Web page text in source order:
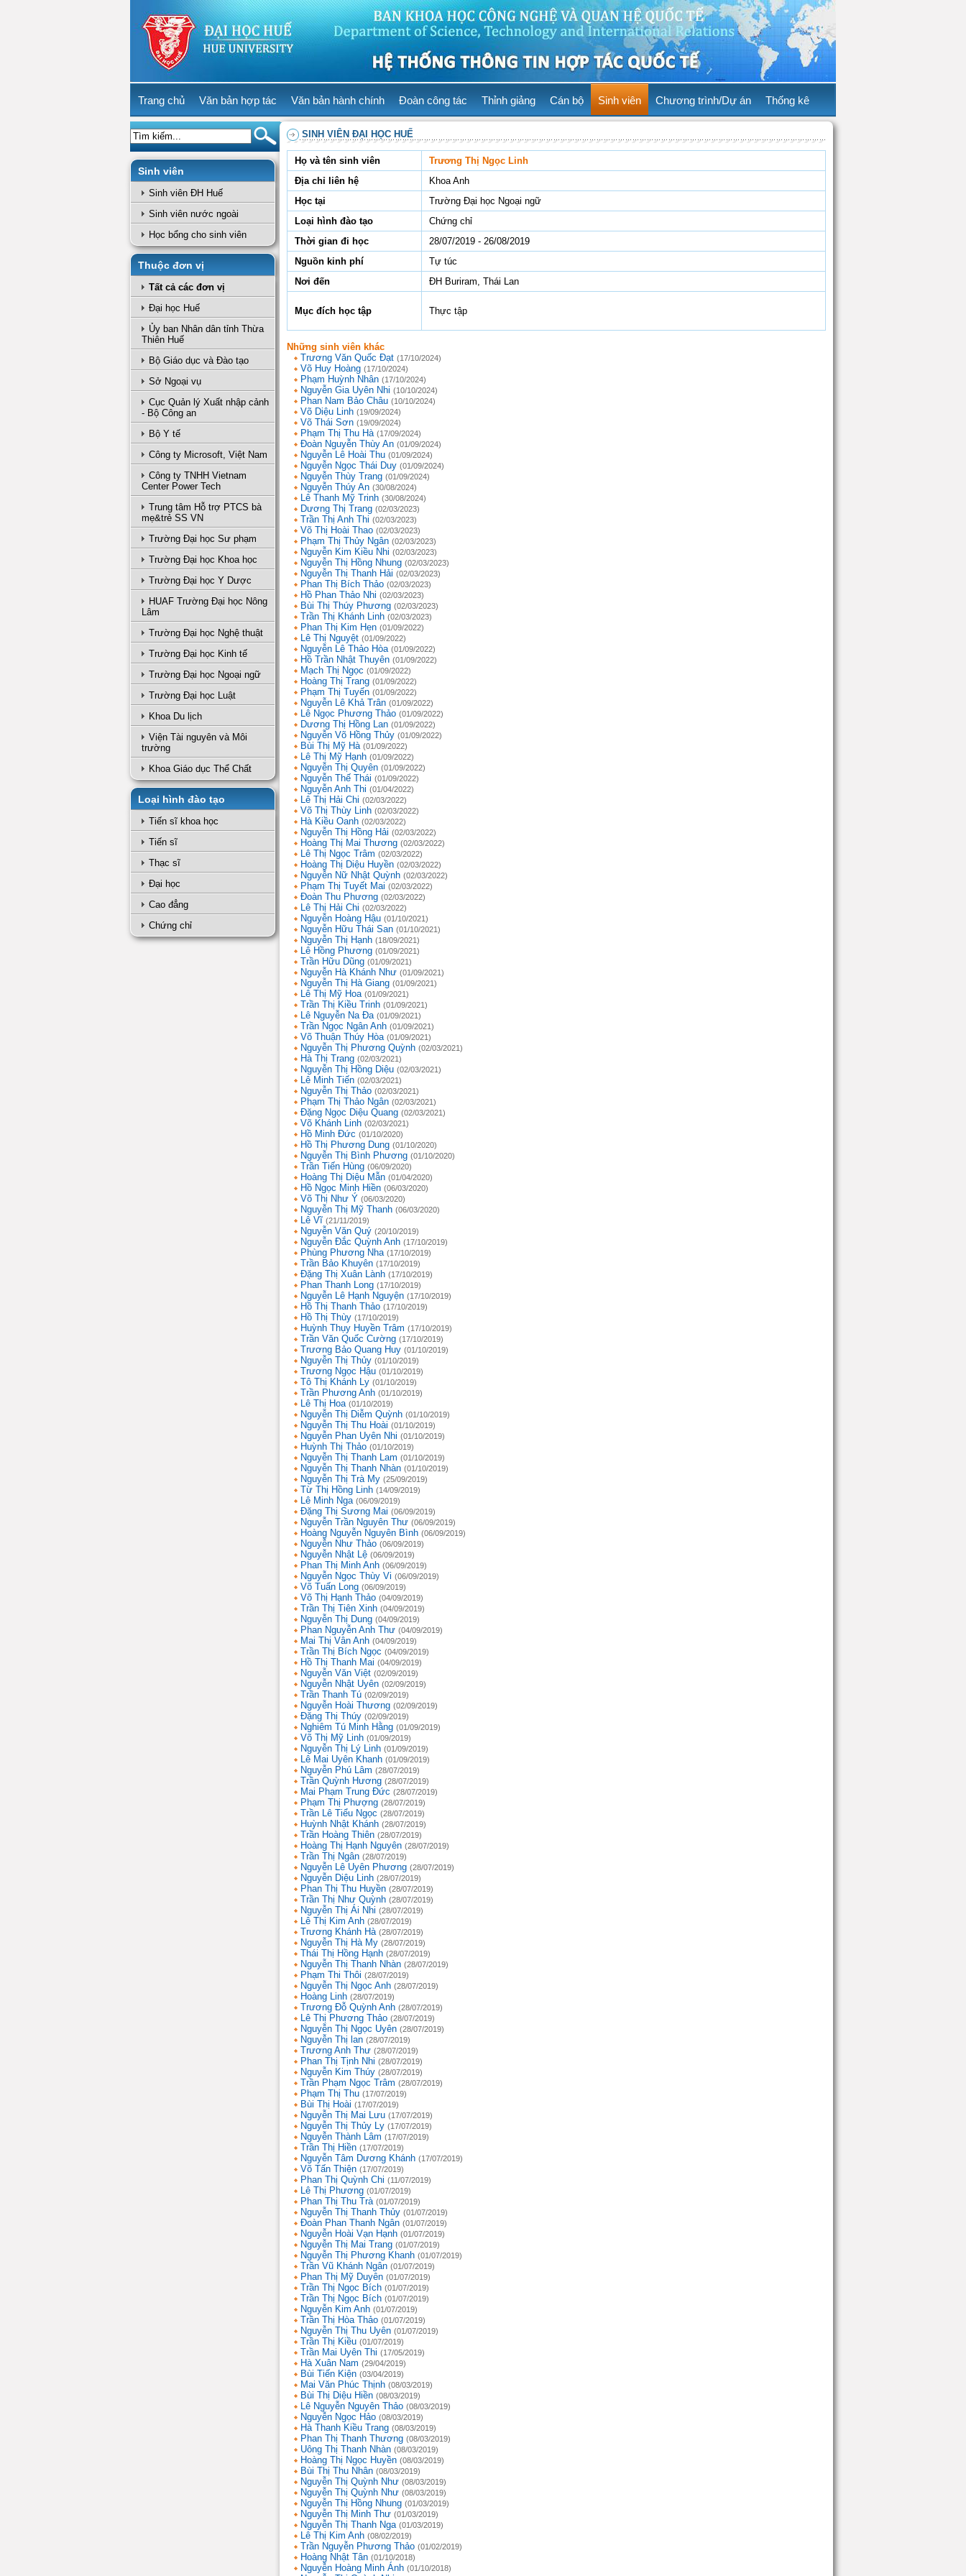
Trang chủ Văn bản hợp tác Văn bản hành chính Đoàn công tác Thỉnh giảng Cán bộ Sinh viên Chương trình/Dự án Thống kê
Sinh viên
Sinh viên ĐH Huế
Sinh viên nước ngoài
Học bổng cho sinh viên
Thuộc đơn vị
Tất cả các đơn vị
Đại học Huế
Ủy ban Nhân dân tỉnh Thừa
Thiên Huế
Bộ Giáo dục và Đào tạo
Sở Ngoại vụ
Cục Quản lý Xuất nhập cảnh
- Bộ Công an
Bộ Y tế
Công ty Microsoft, Việt Nam
Công ty TNHH Vietnam
Center Power Tech
Trung tâm Hỗ trợ PTCS bà
mẹ&trẻ SS VN
Trường Đại học Sư phạm
Trường Đại học Khoa học
Trường Đại học Y Dược
HUAF Trường Đại học Nông
Lâm
Trường Đại học Nghệ thuật
Trường Đại học Kinh tế
Trường Đại học Ngoại ngữ
Trường Đại học Luật
Khoa Du lịch
Viện Tài nguyên và Môi
trường
Khoa Giáo dục Thể Chất
Loại hình đào tạo
Tiến sĩ khoa học
Tiến sĩ
Thạc sĩ
Đại học
Cao đẳng
Chứng chỉ
SINH VIÊN ĐẠI HỌC HUẾ
Họ và tên sinh viên
Trương Thị Ngọc Linh
Địa chỉ liên hệ
Khoa Anh
Học tại
Trường Đại học Ngoại ngữ
Loại hình đào tạo
Chứng chỉ
Thời gian đi học
28/07/2019 - 26/08/2019
Nguồn kinh phí
Tự túc
Nơi đến
ĐH Buriram, Thái Lan
Mục đích học tập Thực tập
Những sinh viên khác
Trương Văn Quốc Đạt (17/10/2024)
Võ Huy Hoàng (17/10/2024)
Phạm Huỳnh Nhân (17/10/2024)
Nguyễn Gia Uyên Nhi (10/10/2024)
Phan Nam Bảo Châu (10/10/2024)
Võ Diệu Linh (19/09/2024)
Võ Thái Sơn (19/09/2024)
Phạm Thị Thu Hà (17/09/2024)
Đoàn Nguyễn Thùy An (01/09/2024)
Nguyễn Lê Hoài Thu (01/09/2024)
Nguyễn Ngọc Thái Duy (01/09/2024)
Nguyễn Thùy Trang (01/09/2024)
Nguyễn Thúy An (30/08/2024)
Lê Thanh Mỹ Trinh (30/08/2024)
Dương Thị Trang (02/03/2023)
Trần Thị Anh Thi (02/03/2023)
Võ Thị Hoài Thao (02/03/2023)
Phạm Thị Thủy Ngân (02/03/2023)
Nguyễn Kim Kiều Nhi (02/03/2023)
Nguyễn Thị Hồng Nhung (02/03/2023)
Nguyễn Thị Thanh Hải (02/03/2023)
Phan Thị Bích Thảo (02/03/2023)
Hồ Phan Thảo Nhi (02/03/2023)
Bùi Thị Thúy Phương (02/03/2023)
Trần Thị Khánh Linh (02/03/2023)
Phan Thị Kim Hẹn (01/09/2022)
Lê Thị Nguyệt (01/09/2022)
Nguyễn Lê Thảo Hòa (01/09/2022)
Hồ Trần Nhật Thuyên (01/09/2022)
Mạch Thị Ngọc (01/09/2022)
Hoàng Thị Trang (01/09/2022)
Phạm Thị Tuyến (01/09/2022)
Nguyễn Lê Khả Trân (01/09/2022)
Lê Ngọc Phương Thảo (01/09/2022)
Dương Thị Hồng Lan (01/09/2022)
Nguyễn Võ Hồng Thủy (01/09/2022)
Bùi Thị Mỹ Hà (01/09/2022)
Lê Thị Mỹ Hạnh (01/09/2022)
Nguyễn Thị Quyên (01/09/2022)
Nguyễn Thế Thái (01/09/2022)
Nguyễn Anh Thi (01/04/2022)
Lê Thị Hải Chi (02/03/2022)
Võ Thị Thùy Linh (02/03/2022)
Hà Kiều Oanh (02/03/2022)
Nguyễn Thị Hồng Hải (02/03/2022)
Hoàng Thị Mai Thương (02/03/2022)
Lê Thị Ngọc Trâm (02/03/2022)
Hoàng Thị Diệu Huyền (02/03/2022)
Nguyễn Nữ Nhật Quỳnh (02/03/2022)
Phạm Thị Tuyết Mai (02/03/2022)
Đoàn Thu Phương (02/03/2022)
Lê Thị Hải Chi (02/03/2022)
Nguyễn Hoàng Hậu (01/10/2021)
Nguyễn Hữu Thái San (01/10/2021)
Nguyễn Thị Hạnh (18/09/2021)
Lê Hồng Phương (01/09/2021)
Trần Hữu Dũng (01/09/2021)
Nguyễn Hà Khánh Như (01/09/2021)
Nguyễn Thị Hà Giang (01/09/2021)
Lê Thị Mỹ Hoa (01/09/2021)
Trần Thị Kiều Trinh (01/09/2021)
Lê Nguyễn Na Đa (01/09/2021)
Trần Ngọc Ngân Anh (01/09/2021)
Võ Thuận Thúy Hòa (01/09/2021)
Nguyễn Thị Phương Quỳnh (02/03/2021)
Hà Thị Trang (02/03/2021)
Nguyễn Thị Hồng Diệu (02/03/2021)
Lê Minh Tiến (02/03/2021)
Nguyễn Thị Thảo (02/03/2021)
Phạm Thị Thảo Ngân (02/03/2021)
Đặng Ngọc Diệu Quang (02/03/2021)
Võ Khánh Linh (02/03/2021)
Hồ Minh Đức (01/10/2020)
Hồ Thị Phương Dung (01/10/2020)
Nguyễn Thị Bình Phương (01/10/2020)
Trần Tiến Hùng (06/09/2020)
Hoàng Thị Diệu Mẫn (01/04/2020)
Hồ Ngọc Minh Hiền (06/03/2020)
Võ Thị Như Ý (06/03/2020)
Nguyễn Thị Mỹ Thanh (06/03/2020)
Lê Vĩ (21/11/2019)
Nguyễn Văn Quý (20/10/2019)
Nguyễn Đắc Quỳnh Anh (17/10/2019)
Phùng Phương Nha (17/10/2019)
Trần Bảo Khuyên (17/10/2019)
Đặng Thị Xuân Lành (17/10/2019)
Phan Thanh Long (17/10/2019)
Nguyễn Lê Hạnh Nguyện (17/10/2019)
Hồ Thị Thanh Thảo (17/10/2019)
Hồ Thị Thùy (17/10/2019)
Huỳnh Thụy Huyền Trâm (17/10/2019)
Trần Văn Quốc Cường (17/10/2019)
Trương Bảo Quang Huy (01/10/2019)
Nguyễn Thị Thủy (01/10/2019)
Trương Ngọc Hậu (01/10/2019)
Tô Thị Khánh Ly (01/10/2019)
Trần Phương Anh (01/10/2019)
Lê Thị Hoa (01/10/2019)
Nguyễn Thị Diễm Quỳnh (01/10/2019)
Nguyễn Thị Thu Hoài (01/10/2019)
Nguyễn Phan Uyên Nhi (01/10/2019)
Huỳnh Thị Thảo (01/10/2019)
Nguyễn Thị Thanh Lam (01/10/2019)
Nguyễn Thị Thanh Nhàn (01/10/2019)
Nguyễn Thị Trà My (25/09/2019)
Từ Thị Hồng Linh (14/09/2019)
Lê Minh Nga (06/09/2019)
Đặng Thị Sương Mai (06/09/2019)
Nguyễn Trần Nguyên Thư (06/09/2019)
Hoàng Nguyễn Nguyên Bình (06/09/2019)
Nguyễn Như Thảo (06/09/2019)
Nguyễn Nhật Lệ (06/09/2019)
Phan Thị Minh Anh (06/09/2019)
Nguyễn Ngọc Thùy Vi (06/09/2019)
Võ Tuấn Long (06/09/2019)
Võ Thị Hạnh Thảo (04/09/2019)
Trần Thị Tiên Xinh (04/09/2019)
Nguyễn Thị Dung (04/09/2019)
Phan Nguyễn Anh Thư (04/09/2019)
Mai Thị Vân Anh (04/09/2019)
Trần Thị Bích Ngọc (04/09/2019)
Hồ Thị Thanh Mai (04/09/2019)
Nguyễn Văn Việt (02/09/2019)
Nguyễn Nhật Uyên (02/09/2019)
Trần Thanh Tú (02/09/2019)
Nguyễn Hoài Thương (02/09/2019)
Đặng Thị Thúy (02/09/2019)
Nghiêm Tú Minh Hằng (01/09/2019)
Võ Thị Mỹ Linh (01/09/2019)
Nguyễn Thị Lý Linh (01/09/2019)
Lê Mai Uyên Khanh (01/09/2019)
Nguyễn Phú Lâm (28/07/2019)
Trần Quỳnh Hương (28/07/2019)
Mai Phạm Trung Đức (28/07/2019)
Phạm Thị Phượng (28/07/2019)
Trần Lê Tiểu Ngọc (28/07/2019)
Huỳnh Nhật Khánh (28/07/2019)
Trần Hoàng Thiên (28/07/2019)
Hoàng Thị Hạnh Nguyên (28/07/2019)
Trần Thị Ngân (28/07/2019)
Nguyễn Lê Uyên Phương (28/07/2019)
Nguyễn Diệu Linh (28/07/2019)
Phan Thị Thu Huyền (28/07/2019)
Trần Thị Như Quỳnh (28/07/2019)
Nguyễn Thị Ái Nhi (28/07/2019)
Lê Thị Kim Anh (28/07/2019)
Trương Khánh Hà (28/07/2019)
Nguyễn Thị Hà My (28/07/2019)
Thái Thị Hồng Hạnh (28/07/2019)
Nguyễn Thị Thanh Nhàn (28/07/2019)
Phạm Thi Thôi (28/07/2019)
Nguyễn Thị Ngọc Anh (28/07/2019)
Hoàng Linh (28/07/2019)
Trương Đỗ Quỳnh Anh (28/07/2019)
Lê Thị Phương Thảo (28/07/2019)
Nguyễn Thị Ngọc Uyên (28/07/2019)
Nguyễn Thị lan (28/07/2019)
Trương Anh Thư (28/07/2019)
Phan Thị Tịnh Nhi (28/07/2019)
Nguyễn Kim Thúy (28/07/2019)
Trần Phạm Ngọc Trâm (28/07/2019)
Phạm Thị Thu (17/07/2019)
Bùi Thị Hoài (17/07/2019)
Nguyễn Thị Mai Lưu (17/07/2019)
Nguyễn Thị Thủy Ly (17/07/2019)
Nguyễn Thành Lâm (17/07/2019)
Trần Thị Hiền (17/07/2019)
Nguyễn Tâm Dương Khánh (17/07/2019)
Võ Tấn Thiện (17/07/2019)
Phan Thị Quỳnh Chi (11/07/2019)
Lê Thị Phương (01/07/2019)
Phan Thị Thu Trà (01/07/2019)
Nguyễn Thị Thanh Thủy (01/07/2019)
Đoàn Phan Thanh Ngân (01/07/2019)
Nguyễn Hoài Vạn Hạnh (01/07/2019)
Nguyễn Thị Mai Trang (01/07/2019)
Nguyễn Thị Phương Khanh (01/07/2019)
Trần Vũ Khánh Ngân (01/07/2019)
Phan Thị Mỹ Duyên (01/07/2019)
Trần Thị Ngọc Bích (01/07/2019)
Trần Thị Ngọc Bích (01/07/2019)
Nguyễn Kim Anh (01/07/2019)
Trần Thị Hòa Thảo (01/07/2019)
Nguyễn Thị Thu Uyên (01/07/2019)
Trần Thị Kiều (01/07/2019)
Trần Mai Uyên Thi (17/05/2019)
Hà Xuân Nam (29/04/2019)
Bùi Tiến Kiện (03/04/2019)
Mai Văn Phúc Thịnh (08/03/2019)
Bùi Thị Diệu Hiền (08/03/2019)
Lê Nguyễn Nguyên Thảo (08/03/2019)
Nguyễn Ngọc Hảo (08/03/2019)
Hà Thanh Kiều Trang (08/03/2019)
Phan Thị Thanh Thương (08/03/2019)
Uông Thị Thanh Nhàn (08/03/2019)
Hoàng Thị Ngọc Huyền (08/03/2019)
Bùi Thị Thu Nhân (08/03/2019)
Nguyễn Thị Quỳnh Như (08/03/2019)
Nguyễn Thị Quỳnh Như (08/03/2019)
Nguyễn Thị Hồng Nhung (01/03/2019)
Nguyễn Thị Minh Thư (01/03/2019)
Nguyễn Thị Thanh Nga (01/03/2019)
Lê Thị Kim Anh (08/02/2019)
Trần Nguyễn Phương Thảo (01/02/2019)
Hoàng Nhật Tân (01/10/2018)
Nguyễn Hoàng Minh Ánh (01/10/2018)